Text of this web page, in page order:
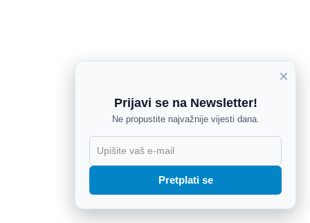
×
Prijavi se na Newsletter!
Ne propustite najvažnije vijesti dana.
Pretplati se